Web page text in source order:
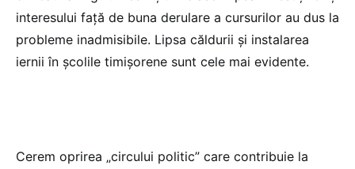
interesului față de buna derulare a cursurilor au dus la
probleme inadmisibile. Lipsa căldurii și instalarea
iernii în școlile timișorene sunt cele mai evidente.
Cerem oprirea „circului politic” care contribuie la